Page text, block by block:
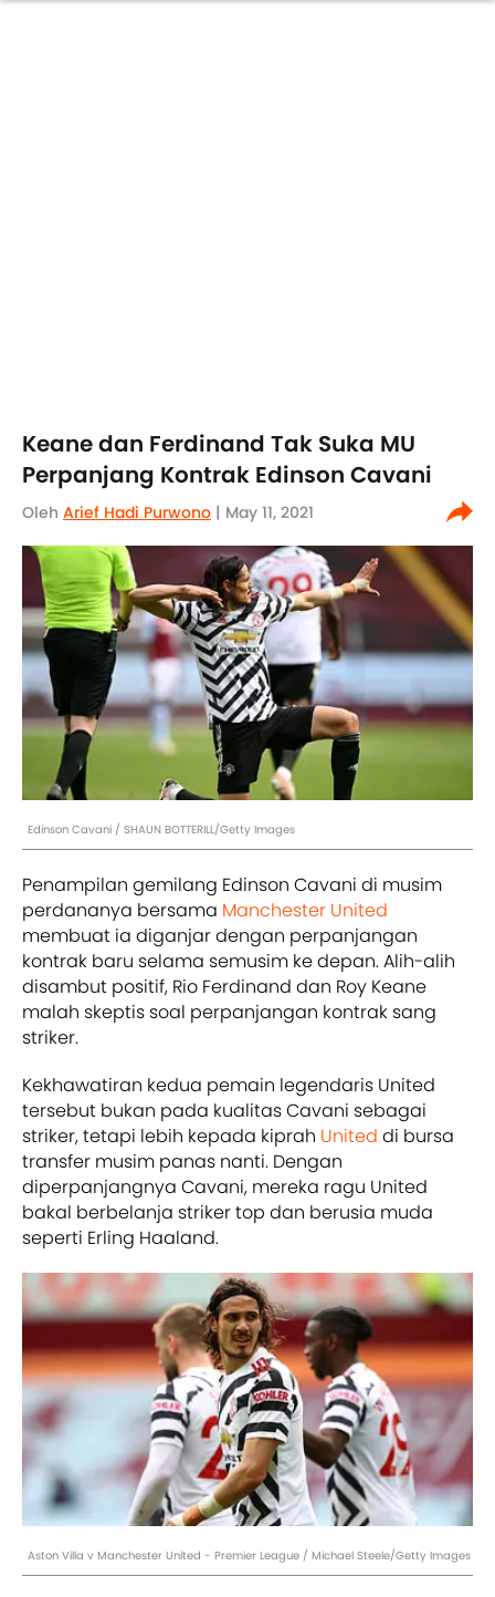
Keane dan Ferdinand Tak Suka MU
Perpanjang Kontrak Edinson Cavani
Oleh Arief Hadi Purwono | May 11, 2021
Edinson Cavani / SHAUN BOTTERILL/Getty Images
Penampilan gemilang Edinson Cavani di musim
perdananya bersama Manchester United
membuat ia diganjar dengan perpanjangan
kontrak baru selama semusim ke depan. Alih-alih
disambut positif, Rio Ferdinand dan Roy Keane
malah skeptis soal perpanjangan kontrak sang
striker.
Kekhawatiran kedua pemain legendaris United
tersebut bukan pada kualitas Cavani sebagai
striker, tetapi lebih kepada kiprah United di bursa
transfer musim panas nanti. Dengan
diperpanjangnya Cavani, mereka ragu United
bakal berbelanja striker top dan berusia muda
seperti Erling Haaland.
Aston Villa v Manchester United - Premier League / Michael Steele/Getty Images